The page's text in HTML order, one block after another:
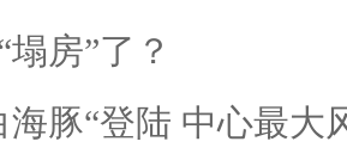
房”了？
海豚“登陆 中心最大